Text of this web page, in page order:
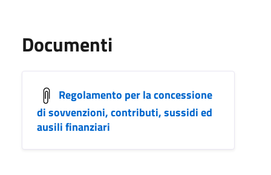
Documenti
Regolamento per la concessione
di sovvenzioni, contributi, sussidi ed
ausili finanziari